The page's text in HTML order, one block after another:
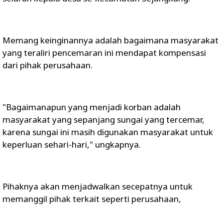
Memang keinginannya adalah bagaimana masyarakat
yang teraliri pencemaran ini mendapat kompensasi
dari pihak perusahaan.
"Bagaimanapun yang menjadi korban adalah
masyarakat yang sepanjang sungai yang tercemar,
karena sungai ini masih digunakan masyarakat untuk
keperluan sehari-hari," ungkapnya.
Pihaknya akan menjadwalkan secepatnya untuk
memanggil pihak terkait seperti perusahaan,